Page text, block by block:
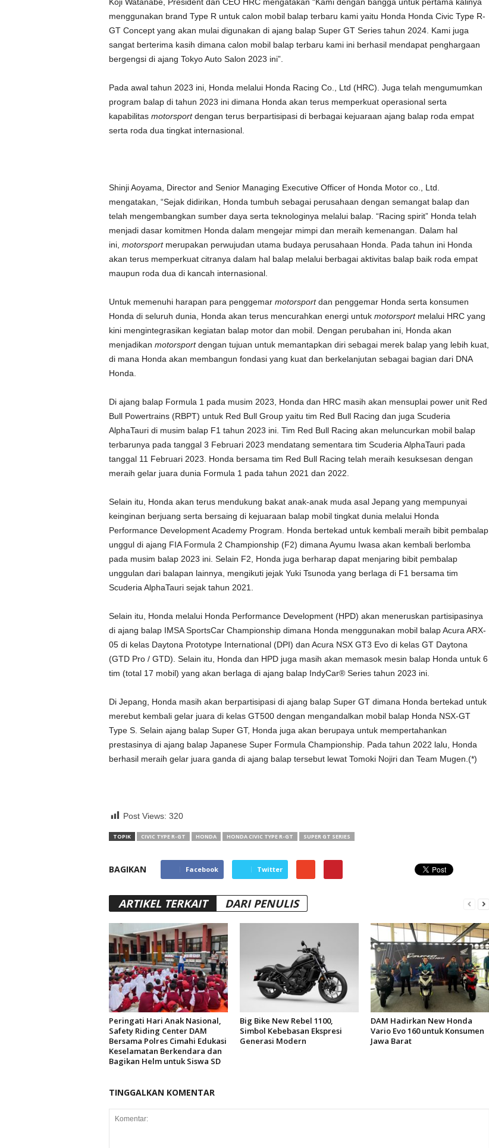
menggunakan brand Type R untuk calon mobil balap terbaru kami yaitu Honda Honda Civic Type R-
GT Concept yang akan mulai digunakan di ajang balap Super GT Series tahun 2024. Kami juga
sangat berterima kasih dimana calon mobil balap terbaru kami ini berhasil mendapat penghargaan
bergengsi di ajang Tokyo Auto Salon 2023 ini”.
Pada awal tahun 2023 ini, Honda melalui Honda Racing Co., Ltd (HRC). Juga telah mengumumkan
program balap di tahun 2023 ini dimana Honda akan terus memperkuat operasional serta
kapabilitas motorsportdengan terus berpartisipasi di berbagai kejuaraan ajang balap roda empat
serta roda dua tingkat internasional.
Shinji Aoyama, Director and Senior Managing Executive Officer of Honda Motor co., Ltd.
mengatakan, “Sejak didirikan, Honda tumbuh sebagai perusahaan dengan semangat balap dan
telah mengembangkan sumber daya serta teknologinya melalui balap. “Racing spirit” Honda telah
menjadi dasar komitmen Honda dalam mengejar mimpi dan meraih kemenangan. Dalam hal
ini, motorsportmerupakan perwujudan utama budaya perusahaan Honda. Pada tahun ini Honda
akan terus memperkuat citranya dalam hal balap melalui berbagai aktivitas balap baik roda empat
maupun roda dua di kancah internasional.
Untuk memenuhi harapan para penggemar motorsportdan penggemar Honda serta konsumen
Honda di seluruh dunia, Honda akan terus mencurahkan energi untuk motorsportmelalui HRC yang
kini mengintegrasikan kegiatan balap motor dan mobil. Dengan perubahan ini, Honda akan
menjadikan motorsportdengan tujuan untuk memantapkan diri sebagai merek balap yang lebih kuat,
di mana Honda akan membangun fondasi yang kuat dan berkelanjutan sebagai bagian dari DNA
Honda.
Di ajang balap Formula 1 pada musim 2023, Honda dan HRC masih akan mensuplai power unit Red
Bull Powertrains (RBPT) untuk Red Bull Group yaitu tim Red Bull Racing dan juga Scuderia
AlphaTauri di musim balap F1 tahun 2023 ini. Tim Red Bull Racing akan meluncurkan mobil balap
terbarunya pada tanggal 3 Februari 2023 mendatang sementara tim Scuderia AlphaTauri pada
tanggal 11 Februari 2023. Honda bersama tim Red Bull Racing telah meraih kesuksesan dengan
meraih gelar juara dunia Formula 1 pada tahun 2021 dan 2022.
Selain itu, Honda akan terus mendukung bakat anak-anak muda asal Jepang yang mempunyai
keinginan berjuang serta bersaing di kejuaraan balap mobil tingkat dunia melalui Honda
Performance Development Academy Program. Honda bertekad untuk kembali meraih bibit pembalap
unggul di ajang FIA Formula 2 Championship (F2) dimana Ayumu Iwasa akan kembali berlomba
pada musim balap 2023 ini. Selain F2, Honda juga berharap dapat menjaring bibit pembalap
unggulan dari balapan lainnya, mengikuti jejak Yuki Tsunoda yang berlaga di F1 bersama tim
Scuderia AlphaTauri sejak tahun 2021.
Selain itu, Honda melalui Honda Performance Development (HPD) akan meneruskan partisipasinya
di ajang balap IMSA SportsCar Championship dimana Honda menggunakan mobil balap Acura ARX-
05 di kelas Daytona Prototype International (DPI) dan Acura NSX GT3 Evo di kelas GT Daytona
(GTD Pro / GTD). Selain itu, Honda dan HPD juga masih akan memasok mesin balap Honda untuk 6
tim (total 17 mobil) yang akan berlaga di ajang balap IndyCar® Series tahun 2023 ini.
Di Jepang, Honda masih akan berpartisipasi di ajang balap Super GT dimana Honda bertekad untuk
merebut kembali gelar juara di kelas GT500 dengan mengandalkan mobil balap Honda NSX-GT
Type S. Selain ajang balap Super GT, Honda juga akan berupaya untuk mempertahankan
prestasinya di ajang balap Japanese Super Formula Championship. Pada tahun 2022 lalu, Honda
berhasil meraih gelar juara ganda di ajang balap tersebut lewat Tomoki Nojiri dan Team Mugen.(*)
Post Views: 320
TOPIK CIVIC TYPE R-GT HONDA HONDA CIVIC TYPE R-GT SUPER GT SERIES
BAGIKAN Facebook Twitter
ARTIKEL TERKAIT DARI PENULIS
Peringati Hari Anak Nasional,
Safety Riding Center DAM
Bersama Polres Cimahi Edukasi
Keselamatan Berkendara dan
Bagikan Helm untuk Siswa SD
Big Bike New Rebel 1100,
Simbol Kebebasan Ekspresi
Generasi Modern
DAM Hadirkan New Honda
Vario Evo 160 untuk Konsumen
Jawa Barat
TINGGALKAN KOMENTAR